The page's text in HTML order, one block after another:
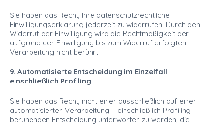
Sie haben das Recht, Ihre datenschutzrechtliche
Einwilligungserklärung jederzeit zu widerrufen. Durch den
Widerruf der Einwilligung wird die Rechtmäßigkeit der
aufgrund der Einwilligung bis zum Widerruf erfolgten
Verarbeitung nicht berührt.
9. Automatisierte Entscheidung im Einzelfall
einschließlich Profiling
Sie haben das Recht, nicht einer ausschließlich auf einer
automatisierten Verarbeitung – einschließlich Profiling –
beruhenden Entscheidung unterworfen zu werden, die